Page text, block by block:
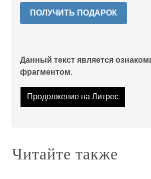
ПОЛУЧИТЬ ПОДАРОК
Данный текст является
фрагментом.
Продолжение на Литрес
Читайте также